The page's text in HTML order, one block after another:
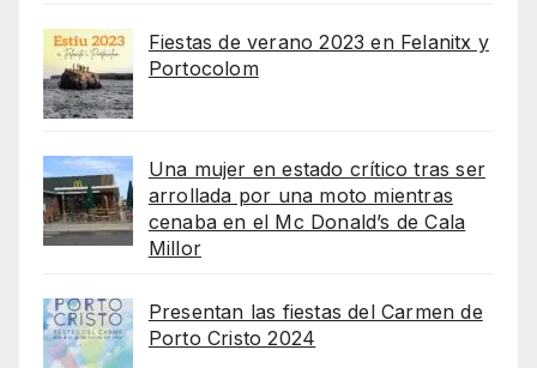
Fiestas de verano 2023 en Felanitx y
Portocolom
Una mujer en estado crítico tras ser
arrollada por una moto mientras
cenaba en el Mc Donald’s de Cala
Millor
Presentan las fiestas del Carmen de
Porto Cristo 2024